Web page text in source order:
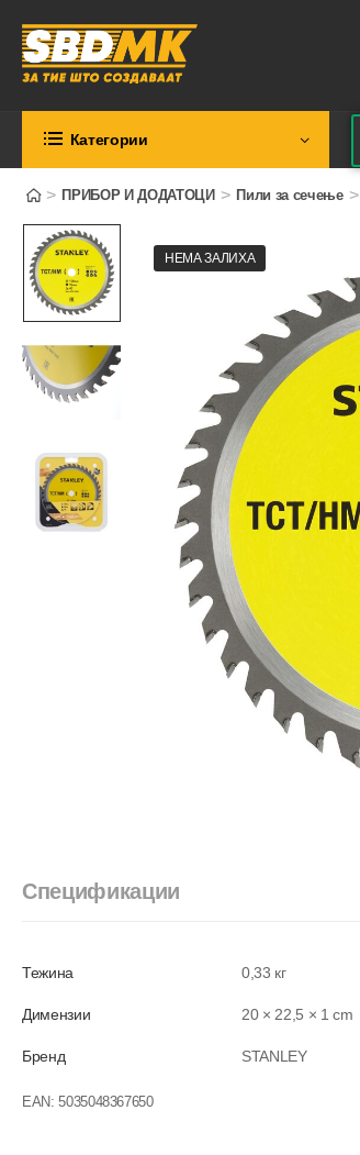
Категории
> ПРИБОР И ДОДАТОЦИ > Пили за сечење >
НЕМА ЗАЛИХА
Спецификации
Тежина 0,33 кг
Димензии 20 × 22,5 × 1 cm
Бренд STANLEY
EAN:5035048367650